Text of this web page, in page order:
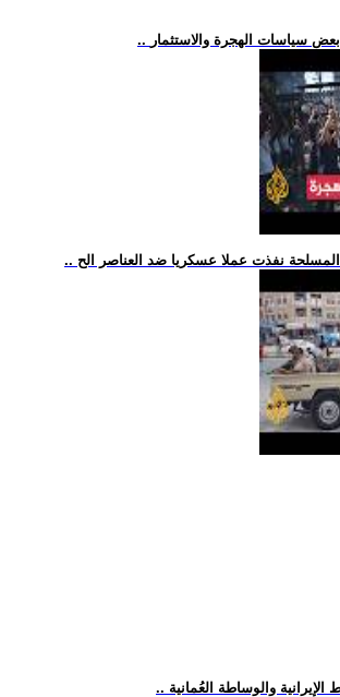
سياسات الهجرة والاستثمار
المسلحة نفذت عملا عسكريا ضد العناصر الح
والوساطة العُمانية